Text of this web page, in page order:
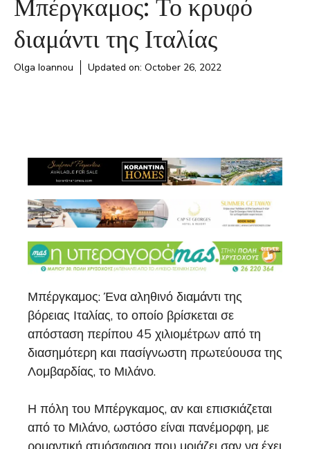
διαμάντι της Ιταλίας
Olga Ioannou Updated on: October 26, 2022
Μπέργκαμος: Ένα αληθινό διαμάντι της
βόρειας Ιταλίας, το οποίο βρίσκεται σε
απόσταση περίπου 45 χιλιομέτρων από τη
διασημότερη και πασίγνωστη πρωτεύουσα της
Λομβαρδίας, το Μιλάνο.
Η πόλη του Μπέργκαμος, αν και επισκιάζεται
από το Μιλάνο, ωστόσο είναι πανέμορφη, με